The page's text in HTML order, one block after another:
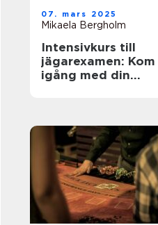
07. mars 2025
Mikaela Bergholm
Intensivkurs till
jägarexamen: Kom
igång med din